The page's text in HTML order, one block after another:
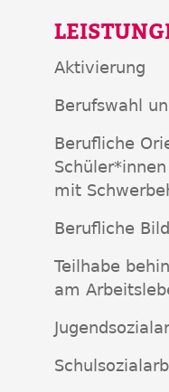
Aktivierung
Berufswahl
Berufliche
Schüler*innen
mit
Berufliche
Teilhabe
am